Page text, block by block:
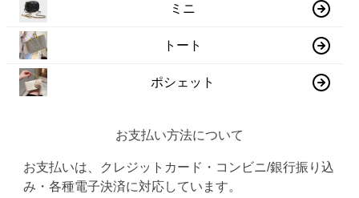
ミニ
トート
ポシェット
お支払い方法について
お支払いは、クレジットカード・コンビニ/銀行振り込
み・各種電子決済に対応しています。